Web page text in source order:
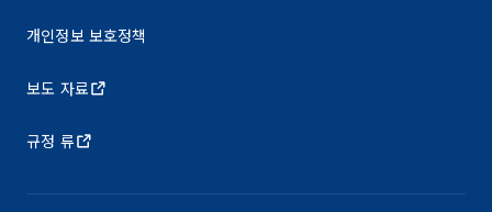
개인정보 보호정책
보도 자료
규정 류